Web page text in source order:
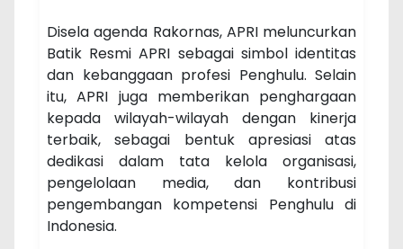
Disela agenda Rakornas, APRI meluncurkan
Batik Resmi APRI sebagai simbol identitas
dan kebanggaan profesi Penghulu. Selain
itu, APRI juga memberikan penghargaan
kepada wilayah-wilayah dengan kinerja
terbaik, sebagai bentuk apresiasi atas
dedikasi dalam tata kelola organisasi,
pengelolaan media, dan kontribusi
pengembangan kompetensi Penghulu di
Indonesia.